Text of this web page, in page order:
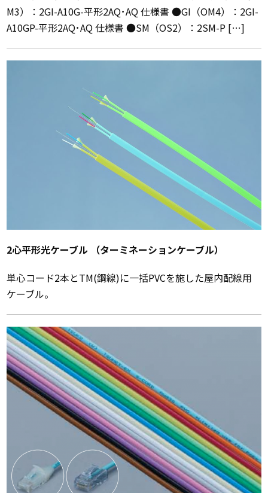
M3）：2GI-A10G-平形2AQ･AQ 仕様書 ●GI（OM4）：2GI-
A10GP-平形2AQ･AQ 仕様書 ●SM（OS2）：2SM-P […]
2心平形光ケーブル （ターミネーションケーブル）
単心コード2本とTM(鋼線)に一括PVCを施した屋内配線用
ケーブル。